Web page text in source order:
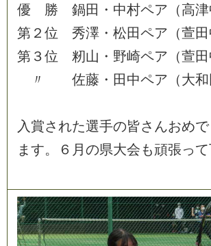
優
勝 鍋田 ・ 中村ペア （高津
第 ２ 位 秀澤 ・ 松田ペア （萱田
第 ３位 籾山 ・ 野崎ペア （萱田
〃
佐藤 ・ 田 中ペア （大和
入 賞さ れた選手の皆さ んおめで
ま す。 ６ 月 の県大会も頑張って